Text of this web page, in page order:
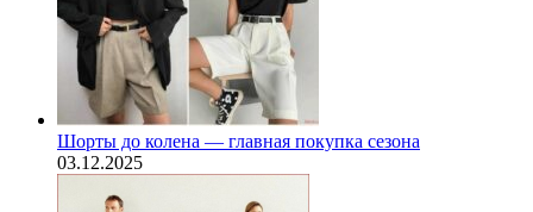
Шорты до колена — главная покупка сезона
03.12.2025